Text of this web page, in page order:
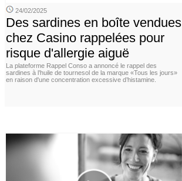
24/02/2025
Des sardines en boîte vendues
chez Casino rappelées pour
risque d'allergie aiguë
La plateforme Rappel Conso a annoncé le rappel des
sardines à l’huile de tournesol de la marque «Tous les jours»
en raison d'une concentration excessive d’histamine.